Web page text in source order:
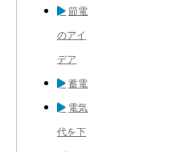
節電
のアイ
デア
蓄電
電気
代を下